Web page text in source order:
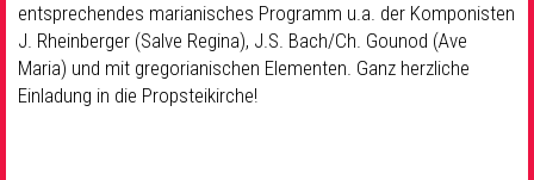
entsprechendes marianisches Programm u.a. der Komponisten
J. Rheinberger (Salve Regina), J.S. Bach/Ch. Gounod (Ave
Maria) und mit gregorianischen Elementen. Ganz herzliche
Einladung in die Propsteikirche!